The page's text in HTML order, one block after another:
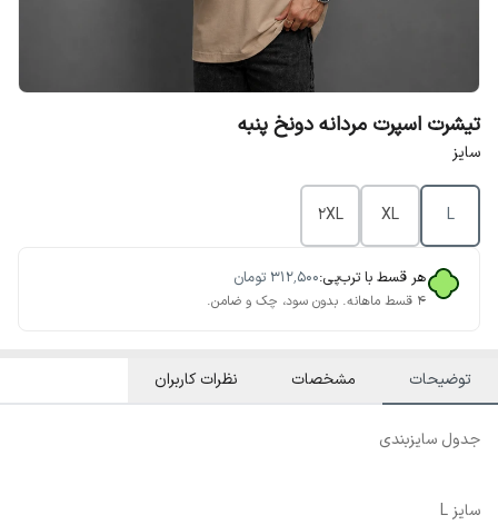
تیشرت اسپرت مردانه دونخ پنبه
سایز
L
XL
2XL
هر قسط با ترب‌پی:۳۱۲٬۵۰۰ تومان
۴ قسط ماهانه. بدون سود، چک و ضامن.
توضیحات مشخصات نظرات کاربران
جدول سایزبندی
سایز L